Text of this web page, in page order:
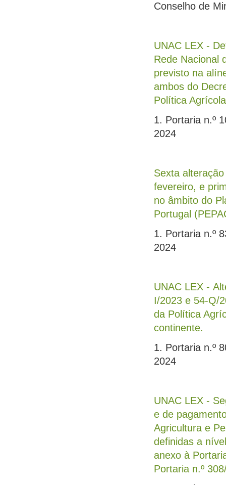
Conselho de
UNAC LEX -
Rede Nacional
previsto na
ambos do
Política
1. Portaria n.º
2024
Sexta
fevereiro, e
no âmbito do
Portugal
1. Portaria n.º
2024
UNAC LEX -
I/2023 e 54-Q/
da Política
continente.
1. Portaria n.º
2024
UNAC LEX -
e de
Agricultura e
definidas a
anexo à
Portaria n.º